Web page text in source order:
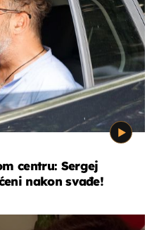
centru: Sergej
nakon svađe!